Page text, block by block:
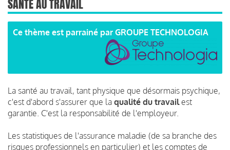
SANTÉ AU TRAVAIL
Ce thème est parrainé par GROUPE TECHNOLOGIA
La santé au travail, tant physique que désormais psychique,
c'est d'abord s'assurer que la qualité du travailest
garantie. C'est la responsabilité de l'employeur.
Les statistiques de l'assurance maladie (de sa branche des
risques professionnels en particulier) et les comptes de